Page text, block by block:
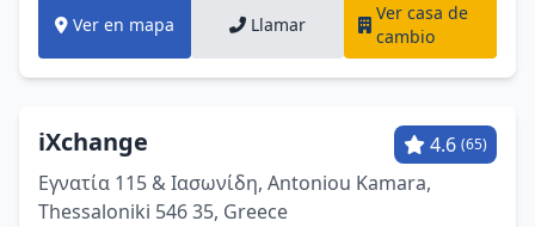
Ver en mapa Llamar
Ver casa de
cambio
iXchange 4.6 (65)
Εγνατία 115 & Ιασωνίδη, Antoniou Kamara,
Thessaloniki 546 35, Greece